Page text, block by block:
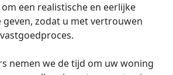
een realistische en eerlijke
zodat u met vertrouwen
nemen we de tijd om uw woning